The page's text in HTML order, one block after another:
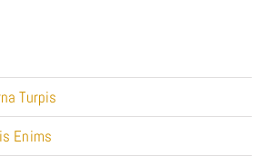
Turpis
Enims
Soci Ad Litora